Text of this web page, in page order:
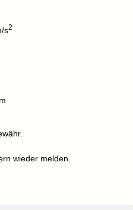
s2
wieder melden.